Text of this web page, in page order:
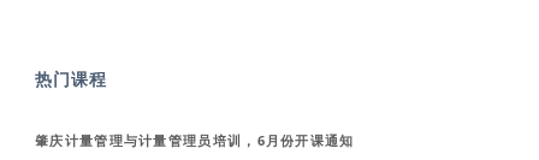
热门课程
肇庆计量管理与计量管理员培训，6月份开课通知